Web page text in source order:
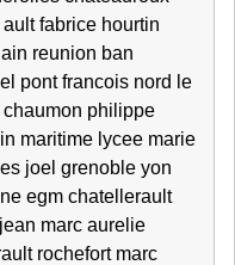
fabrice hourtin
reunion ban
pont francois nord le
philippe
maritime lycee marie
joel grenoble yon
egm chatellerault
marc aurelie
rochefort marc